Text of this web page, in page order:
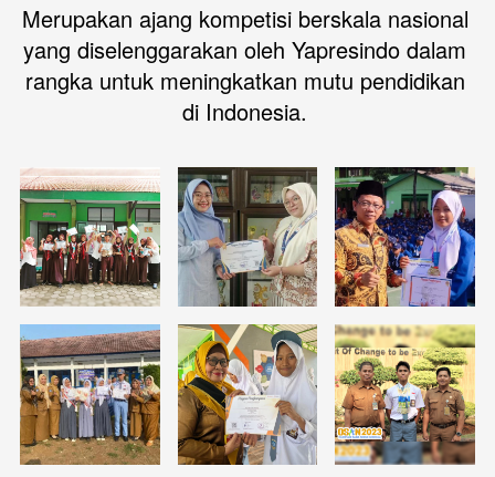
Merupakan ajang kompetisi berskala nasional
yang diselenggarakan oleh Yapresindo dalam
rangka untuk meningkatkan mutu pendidikan
di Indonesia.